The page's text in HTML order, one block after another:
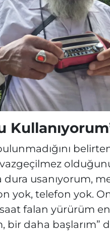
usanıyorum,
yok, telefon yok.
falan yürürüm
daha başlarım”